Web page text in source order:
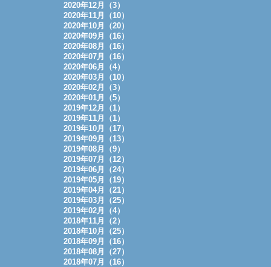
2020年12月（3）
2020年11月（10）
2020年10月（20）
2020年09月（16）
2020年08月（16）
2020年07月（16）
2020年06月（4）
2020年03月（10）
2020年02月（3）
2020年01月（5）
2019年12月（1）
2019年11月（1）
2019年10月（17）
2019年09月（13）
2019年08月（9）
2019年07月（12）
2019年06月（24）
2019年05月（19）
2019年04月（21）
2019年03月（25）
2019年02月（4）
2018年11月（2）
2018年10月（25）
2018年09月（16）
2018年08月（27）
2018年07月（16）